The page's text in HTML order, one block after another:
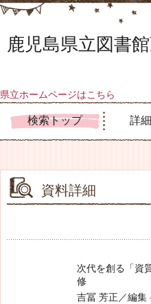
鹿児島県立図書
県立ホームページはこちら
検索トップ 詳
資料詳細
次代を創る「資
修
吉冨 芳正／編